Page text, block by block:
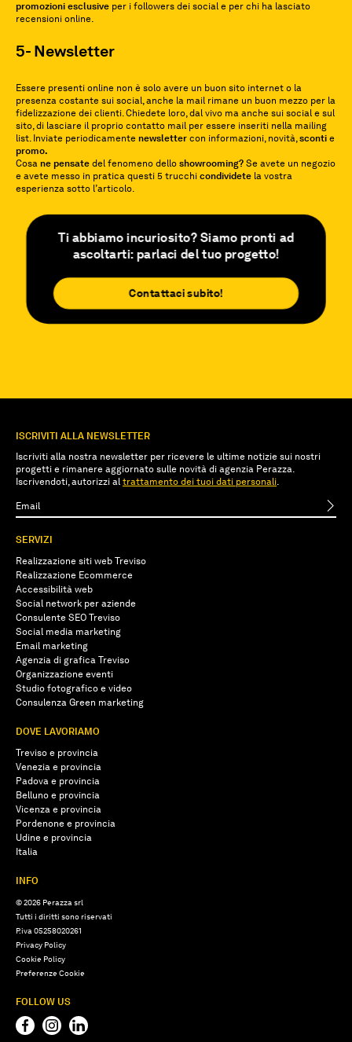
promozioni esclusive per i followers dei social e per chi ha lasciato
recensioni online.
5- Newsletter
Essere presenti online non è solo avere un buon sito internet o la
presenza costante sui social, anche la mail rimane un buon mezzo per la
fidelizzazione dei clienti. Chiedete loro, dal vivo ma anche sui social e sul
sito, di lasciare il proprio contatto mail per essere inseriti nella mailing
list. Inviate periodicamente newsletter con informazioni, novità,sconti e
promo.
Cosa ne pensate del fenomeno dello showrooming? Se avete un negozio
e avete messo in pratica questi 5 trucchi condividete la vostra
esperienza sotto l’articolo.
Ti abbiamo incuriosito? Siamo pronti ad
ascoltarti: parlaci del tuo progetto!
Contattaci subito!
ISCRIVITI ALLA NEWSLETTER
Iscriviti alla nostra newsletter per ricevere le ultime notizie sui nostri
progetti e rimanere aggiornato sulle novità di agenzia Perazza.
Iscrivendoti, autorizzi al trattamento dei tuoi dati personali.
SERVIZI
Realizzazione siti web Treviso
Realizzazione Ecommerce
Accessibilità web
Social network per aziende
Consulente SEO Treviso
Social media marketing
Email marketing
Agenzia di grafica Treviso
Organizzazione eventi
Studio fotografico e video
Consulenza Green marketing
DOVE LAVORIAMO
Treviso e provincia
Venezia e provincia
Padova e provincia
Belluno e provincia
Vicenza e provincia
Pordenone e provincia
Udine e provincia
Italia
INFO
© 2026 Perazza srl
Tutti i diritti sono riservati
P.iva 05258020261
Privacy Policy
Cookie Policy
Preferenze Cookie
FOLLOW US